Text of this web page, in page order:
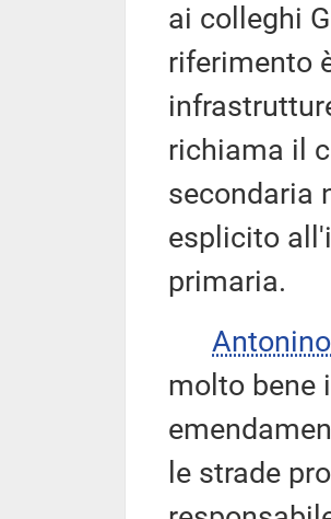
ai colleghi
riferimento
richiama il
secondaria
esplicito
primaria.
molto bene
le strade